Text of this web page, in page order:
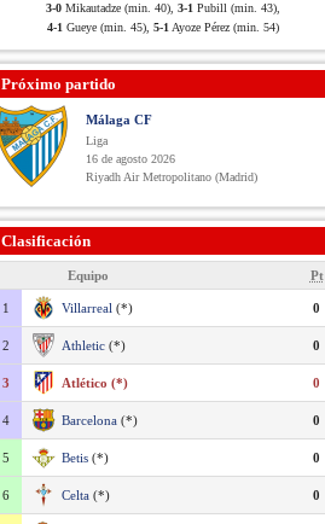
3-0 Mikautadze (min. 40), 3-1 Pubill (min. 43),
4-1 Gueye (min. 45), 5-1 Ayoze Pérez (min. 54)
Próximo partido
Málaga CF
Liga
16 de agosto 2026
Riyadh Air Metropolitano (Madrid)
Clasificación
Equipo Pt
1 Villarreal (*) 0
2 Athletic (*) 0
3 Atlético (*) 0
4 Barcelona (*) 0
5 Betis (*) 0
6 Celta (*) 0